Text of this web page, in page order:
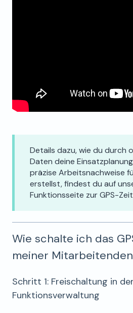
Details dazu, wie du durch
Daten deine
präzise Arbeitsnachweise
erstellst, findest du auf
Funktionsseite zur GPS-
Wie schalte ich das
meiner
Schritt 1: Freischaltung in der
Funktionsverwaltung